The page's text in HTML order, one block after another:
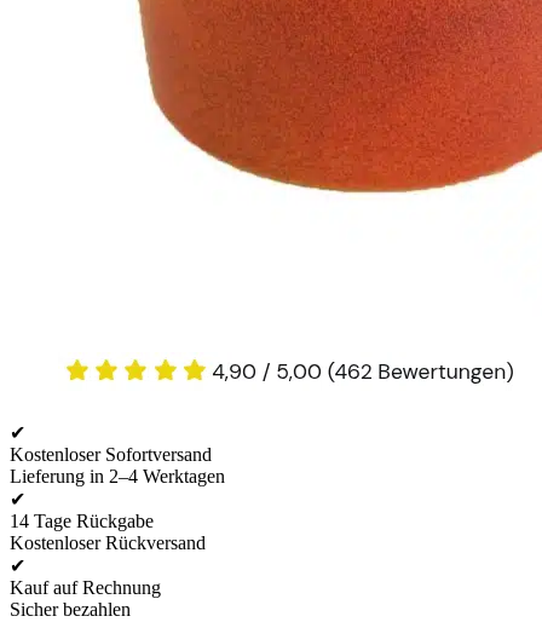
✔
Kostenloser Sofortversand
Lieferung in 2–4 Werktagen
✔
14 Tage Rückgabe
Kostenloser Rückversand
✔
Kauf auf Rechnung
Sicher bezahlen